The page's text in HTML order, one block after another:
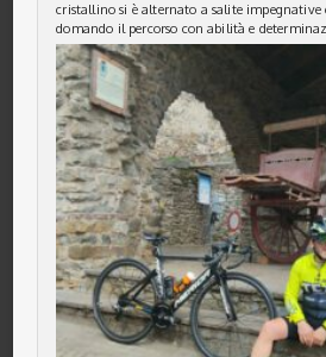
cristallino si è alternato a salite impegnative
domando il percorso con abilità e